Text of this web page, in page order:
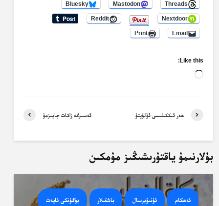
Threads
Mastodon
Bluesky
Nextdoor
Reddit
Email
Print
Like this:
Loading…
ئەسىرگە زاكات جايىزمۇ ھەر ئىككىلىسى ئۆلۈپتۇ
بۇلارنىمۇ ياقتۇرىشىڭىز مۇمكىن
ئەھكام ئۇنىۋېرسال باشقىلار بۈگۈنكى ئايەت